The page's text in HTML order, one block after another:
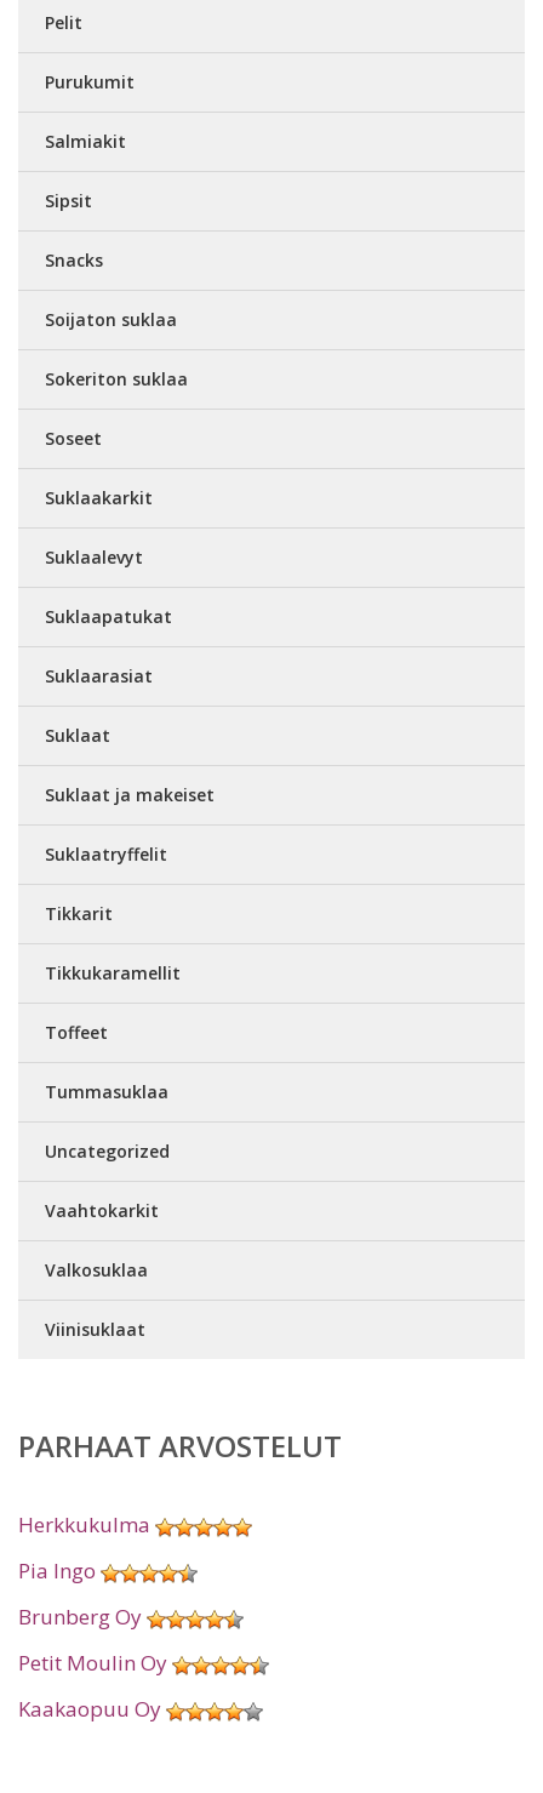
Pelit
Purukumit
Salmiakit
Sipsit
Snacks
Soijaton suklaa
Sokeriton suklaa
Soseet
Suklaakarkit
Suklaalevyt
Suklaapatukat
Suklaarasiat
Suklaat
Suklaat ja makeiset
Suklaatryffelit
Tikkarit
Tikkukaramellit
Toffeet
Tummasuklaa
Uncategorized
Vaahtokarkit
Valkosuklaa
Viinisuklaat
PARHAAT ARVOSTELUT
Herkkukulma
Pia Ingo
Brunberg Oy
Petit Moulin Oy
Kaakaopuu Oy